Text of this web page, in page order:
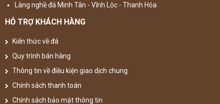
Làng nghề đá Minh Tân - Vĩnh Lộc - Thanh Hóa
HỖ TRỢ KHÁCH HÀNG
Kiến thức về đá
Quy trình bán hàng
Thông tin về điều kiện giao dịch chung
Chính sách thanh toán
Chính sách bảo mật thông tin